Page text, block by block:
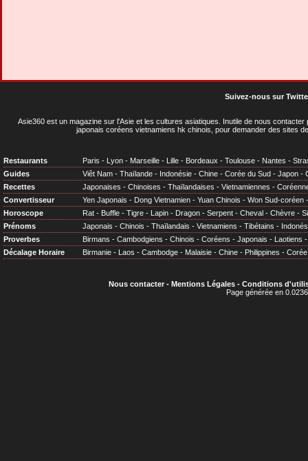
Suivez-nous sur
Asie360 est un magazine sur l'Asie et les cultures asiatiques . Inutile de nous
japonais coréens vietnamiens hk chinois, pour demander des sites
Restaurants Paris - Lyon - Marseille - Lille - Bordeaux - Toulouse - Nantes -
Guides
Viêt Nam - Thaïlande - Indonésie - Chine - Corée du Sud - Japon -
Recettes
Japonaises - Chinoises - Thaïlandaises - Vietnamiennes -
Convertisseur
Yen Japonais - Dong Vietnamien - Yuan Chinois - Won Sud-coréen
Horoscope
Rat - Buffle - Tigre - Lapin - Dragon - Serpent - Cheval - Chèvre -
Prénoms
Japonais - Chinois - Thaïlandais - Vietnamiens - Tibétains -
Proverbes
Birmans - Cambodgiens - Chinois - Coréens - Japonais - Laotiens
Décalage Horaire
Birmanie - Laos - Cambodge - Malaisie - Chine - Philippines - Corée
Nous contacter- Mentions Légales- Conditions
Page générée en